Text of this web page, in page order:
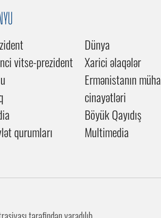
vitse-prezident
qurumları
Dünya
Xarici əlaqələr
Ermənistanın
cinayətləri
Böyük Qayıdış
Multimedia